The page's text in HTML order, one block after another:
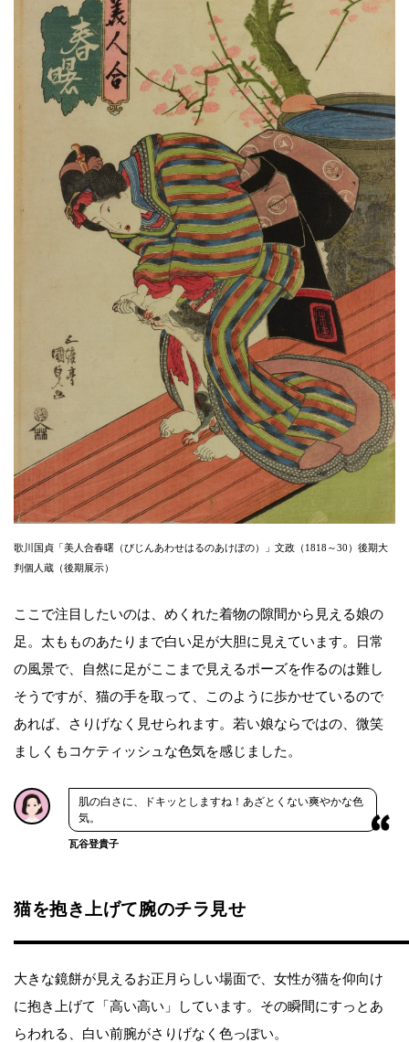
歌川国貞「美人合春曙（びじんあわせはるのあけぼの）」文政（1818～30）後期大
判個人蔵（後期展示）
ここで注目したいのは、めくれた着物の隙間から見える娘の
足。太もものあたりまで白い足が大胆に見えています。日常
の風景で、自然に足がここまで見えるポーズを作るのは難し
そうですが、猫の手を取って、このように歩かせているので
あれば、さりげなく見せられます。若い娘ならではの、微笑
ましくもコケティッシュな色気を感じました。
肌の白さに、ドキッとしますね！あざとくない爽やかな色
気。
瓦谷登貴子
猫を抱き上げて腕のチラ見せ
大きな鏡餅が見えるお正月らしい場面で、女性が猫を仰向け
に抱き上げて「高い高い」しています。その瞬間にすっとあ
らわれる、白い前腕がさりげなく色っぽい。